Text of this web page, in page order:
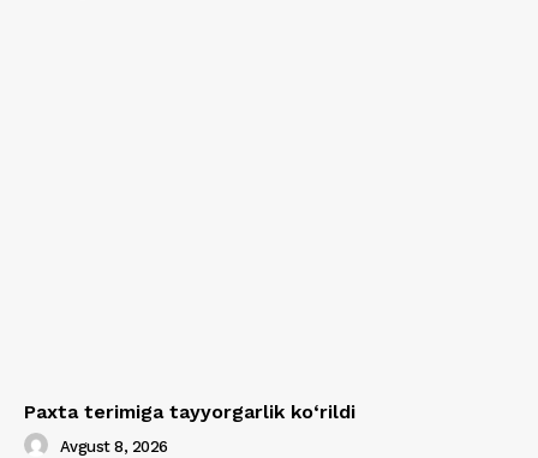
Paxta terimiga tayyorgarlik ko‘rildi
Avgust 8, 2026